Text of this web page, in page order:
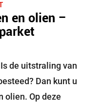
en olien –
de uitstraling van
Dan kunt u
olien. Op deze